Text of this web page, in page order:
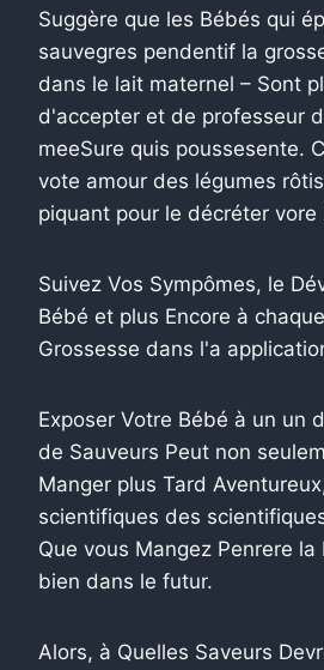
Suggère que les Bébés qui
sauvegres pendentif la
dans le lait maternel – Sont
d'accepter et de professeur
meeSure quis poussesente.
vote amour des légumes
piquant pour le décréter vore
Suivez Vos Sympômes, le
Bébé et plus Encore à
Grossesse dans l'a
Exposer Votre Bébé à un un
de Sauveurs Peut non
Manger plus Tard
scientifiques des
Que vous Mangez Penrere la
bien dans le futur.
Alors, à Quelles Saveurs